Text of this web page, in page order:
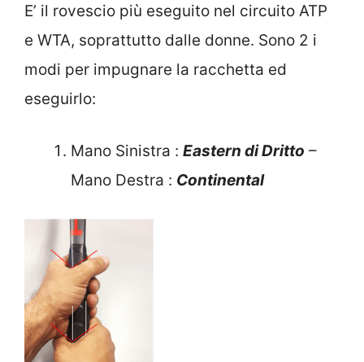
E’ il rovescio più eseguito nel circuito ATP
e WTA, soprattutto dalle donne. Sono 2 i
modi per impugnare la racchetta ed
eseguirlo:
Mano Sinistra : Eastern di Dritto –
Mano Destra : Continental